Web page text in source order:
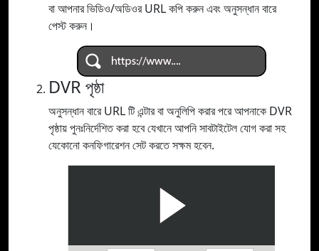
বা আপনার ভিডিও/অডিওর URL কপি করুন এবং অনুসন্ধান বারে
পেস্ট করুন।
DVR পৃষ্ঠা
অনুসন্ধান বারে URL টি এন্টার বা অনুলিপি করার পরে আপনাকে DVR
পৃষ্ঠায় পুনঃনির্দেশিত করা হবে যেখানে আপনি সাবটাইটেল যোগ করা সহ
যেকোনো কনফিগারেশন সেট করতে সক্ষম হবেন.